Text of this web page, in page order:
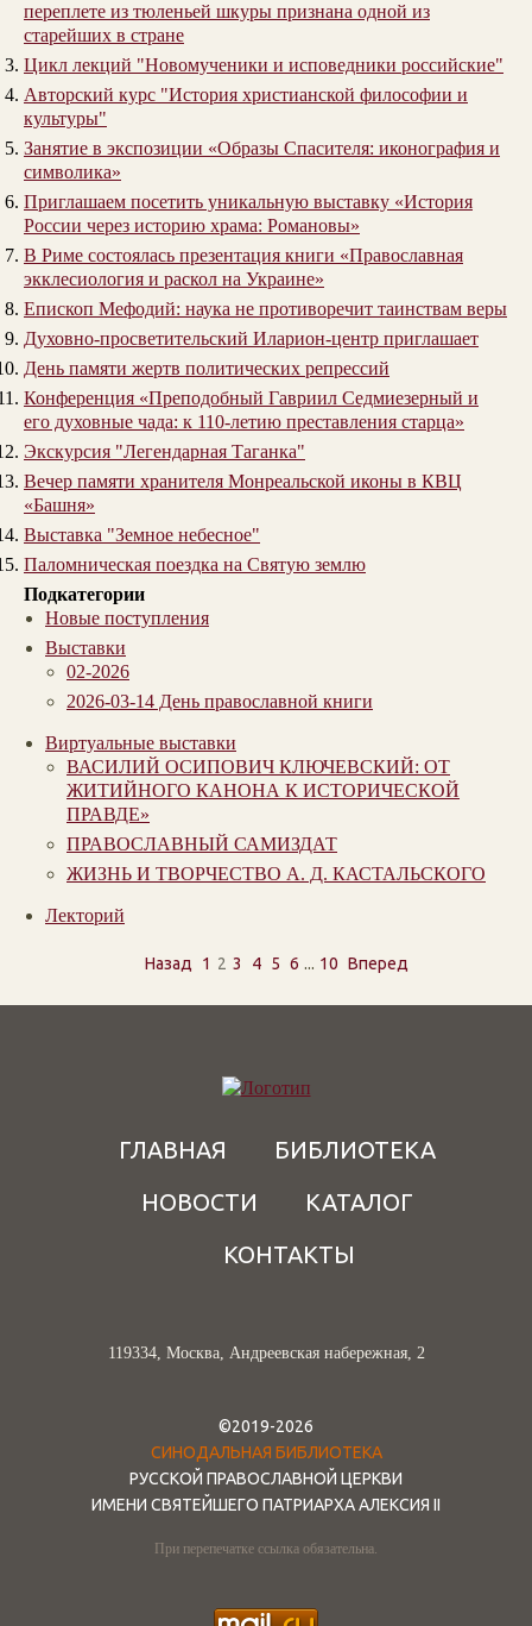
переплете из тюленьей шкуры признана одной из
старейших в стране
Цикл лекций "Новомученики и исповедники российские"
Авторский курс "История христианской философии и
культуры"
Занятие в экспозиции «Образы Спасителя: иконография и
символика»
Приглашаем посетить уникальную выставку «История
России через историю храма: Романовы»
В Риме состоялась презентация книги «Православная
экклесиология и раскол на Украине»
Епископ Мефодий: наука не противоречит таинствам веры
Духовно-просветительский Иларион-центр приглашает
День памяти жертв политических репрессий
Конференция «Преподобный Гавриил Седмиезерный и
его духовные чада: к 110-летию преставления старца»
Экскурсия "Легендарная Таганка"
Вечер памяти хранителя Монреальской иконы в КВЦ
«Башня»
Выставка "Земное небесное"
Паломническая поездка на Святую землю
Подкатегории
Новые поступления
Выставки
02-2026
2026-03-14 День православной книги
Виртуальные выставки
ВАСИЛИЙ ОСИПОВИЧ КЛЮЧЕВСКИЙ: ОТ
ЖИТИЙНОГО КАНОНА К ИСТОРИЧЕСКОЙ
ПРАВДЕ»
ПРАВОСЛАВНЫЙ САМИЗДАТ
ЖИЗНЬ И ТВОРЧЕСТВО А. Д. КАСТАЛЬСКОГО
Лекторий
Назад 1 2 3 4 5 6 ... 10 Вперед
ГЛАВНАЯ
БИБЛИОТЕКА
НОВОСТИ
КАТАЛОГ
КОНТАКТЫ
119334, Москва, Андреевская набережная, 2
©2019-2026
СИНОДАЛЬНАЯ БИБЛИОТЕКА
РУССКОЙ ПРАВОСЛАВНОЙ ЦЕРКВИ
ИМЕНИ СВЯТЕЙШЕГО ПАТРИАРХА АЛЕКСИЯ II
При перепечатке ссылка обязательна.